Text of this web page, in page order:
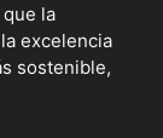
la
excelencia
sostenible,